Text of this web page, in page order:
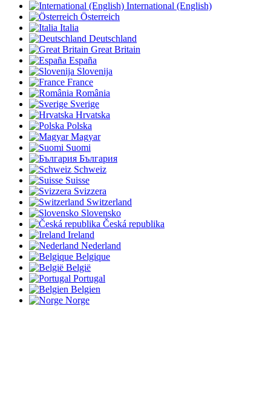
International (English)
Österreich
Italia
Deutschland
Great Britain
España
Slovenija
France
România
Sverige
Hrvatska
Polska
Magyar
Suomi
България
Schweiz
Suisse
Svizzera
Switzerland
Slovensko
Česká republika
Ireland
Nederland
Belgique
België
Portugal
Belgien
Norge